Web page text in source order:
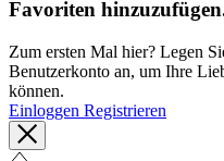
Favoriten
Zum ersten Mal hier? Legen
Benutzerkonto an, um Ihre
können.
Einloggen Registrieren